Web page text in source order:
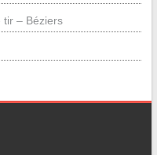
tir – Béziers